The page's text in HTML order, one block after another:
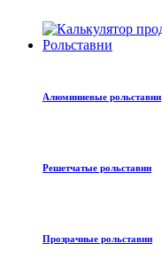
Рольставни
Алюминиевые рольставни
Решетчатые рольставни
Прозрачные рольставни